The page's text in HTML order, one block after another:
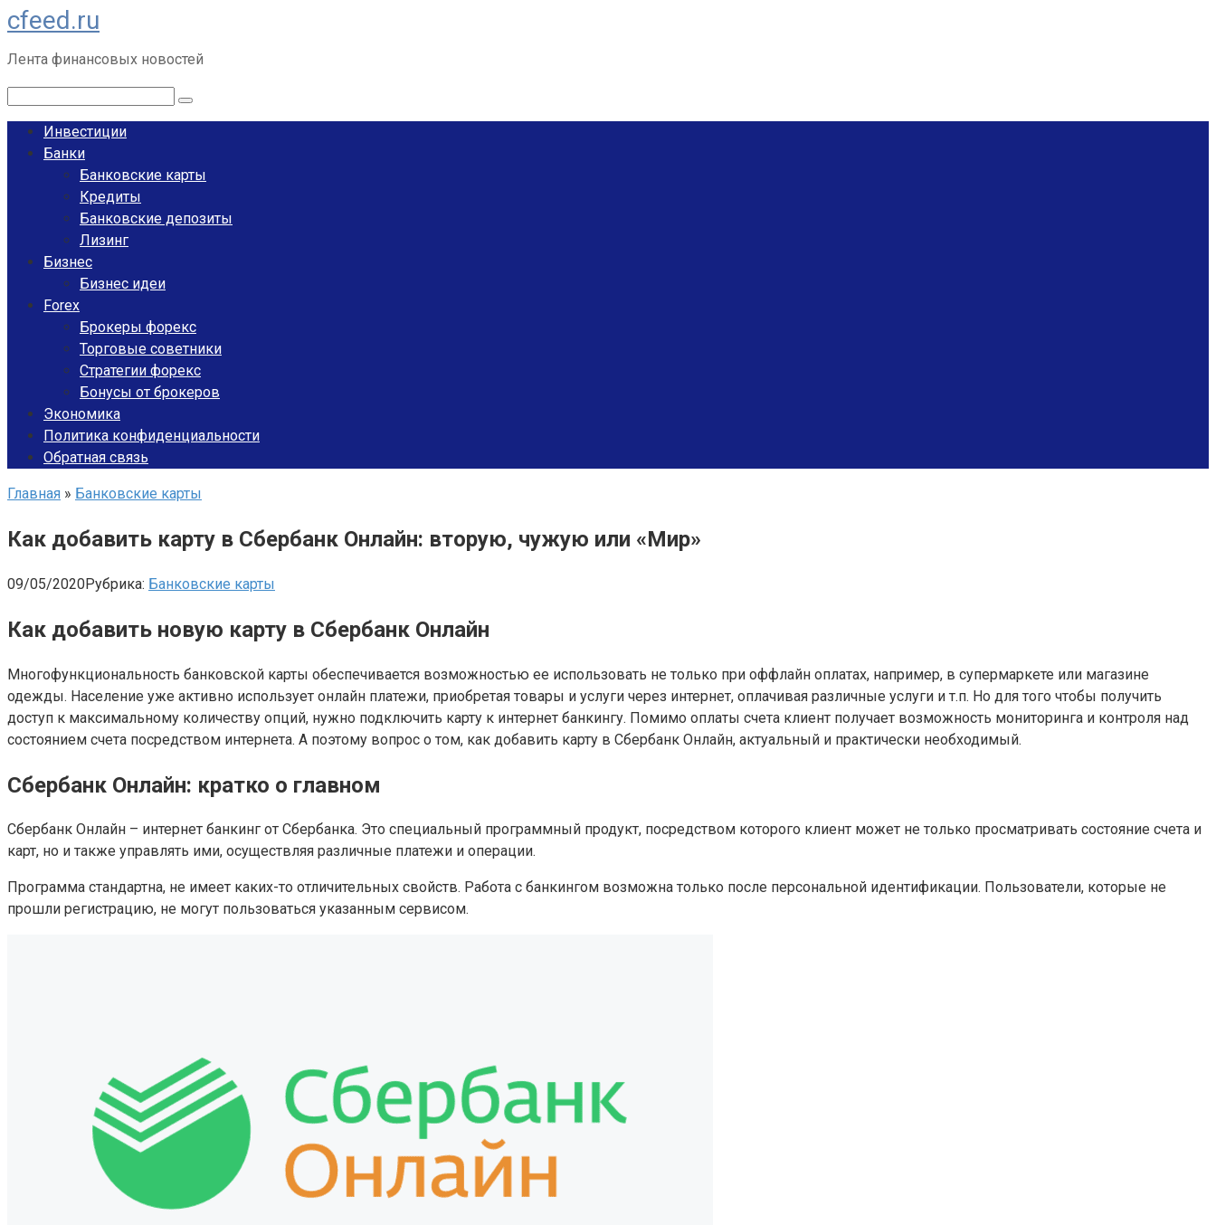
Перейти
к
контенту
cfeed.ru
Лента финансовых новостей
Инвестиции
Банки
Банковские карты
Кредиты
Банковские депозиты
Лизинг
Бизнес
Бизнес идеи
Forex
Брокеры форекс
Торговые советники
Стратегии форекс
Бонусы от брокеров
Экономика
Политика конфиденциальности
Обратная связь
Главная » Банковские карты
Как добавить карту в Сбербанк Онлайн: вторую, чужую или «Мир»
09/05/2020Рубрика: Банковские карты
Как добавить новую карту в Сбербанк Онлайн
Многофункциональность банковской карты обеспечивается возможностью ее использовать не только при оффлайн оплатах, например, в супермаркете или магазине
одежды. Население уже активно использует онлайн платежи, приобретая товары и услуги через интернет, оплачивая различные услуги и т.п. Но для того чтобы получить
доступ к максимальному количеству опций, нужно подключить карту к интернет банкингу. Помимо оплаты счета клиент получает возможность мониторинга и контроля над
состоянием счета посредством интернета. А поэтому вопрос о том, как добавить карту в Сбербанк Онлайн, актуальный и практически необходимый.
Сбербанк Онлайн: кратко о главном
Сбербанк Онлайн – интернет банкинг от Сбербанка. Это специальный программный продукт, посредством которого клиент может не только просматривать состояние счета и
карт, но и также управлять ими, осуществляя различные платежи и операции.
Программа стандартна, не имеет каких-то отличительных свойств. Работа с банкингом возможна только после персональной идентификации. Пользователи, которые не
прошли регистрацию, не могут пользоваться указанным сервисом.